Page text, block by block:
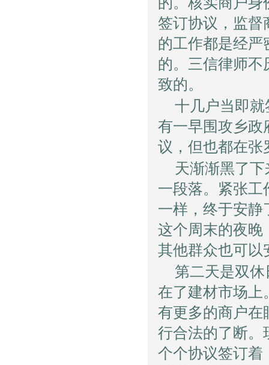
签订协议，监督
的工作都是经严
的。三信律师不
致的。
十几户当即
有一早围攻乡政
议，但也都在张
天渐渐黑了
一段落。紧张工
一样，终于安静
这个周末的夜晚
其他群众也可以
第二天是双
在了建材市场上
有更多的商户在
行合法的了断。
个个协议签订着